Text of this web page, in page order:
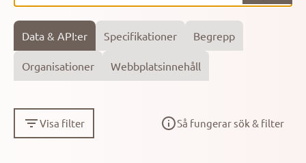
Data & API:er Specifikationer Begrepp
Organisationer Webbplatsinnehåll
Visa filter Så fungerar sök & filter